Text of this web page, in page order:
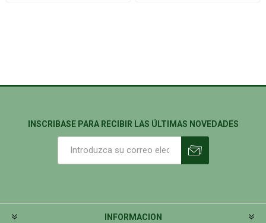
INSCRIBASE PARA RECIBIR LAS ÚLTIMAS NOVEDADES
INFORMACION